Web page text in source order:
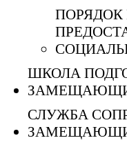
ПОРЯДОК
ШКОЛА
СЛУЖБА